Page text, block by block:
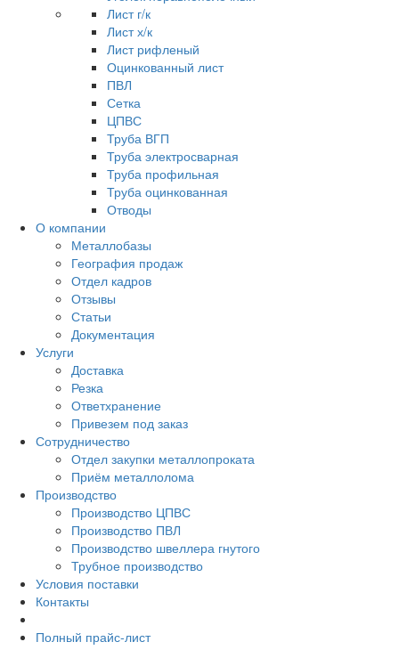
Лист г/к
Лист х/к
Лист рифленый
Оцинкованный лист
ПВЛ
Сетка
ЦПВС
Труба ВГП
Труба электросварная
Труба профильная
Труба оцинкованная
Отводы
О компании
Металлобазы
География продаж
Отдел кадров
Отзывы
Статьи
Документация
Услуги
Доставка
Резка
Ответхранение
Привезем под заказ
Сотрудничество
Отдел закупки металлопроката
Приём металлолома
Производство
Производство ЦПВС
Производство ПВЛ
Производство швеллера гнутого
Трубное производство
Условия поставки
Контакты
Полный прайс-лист